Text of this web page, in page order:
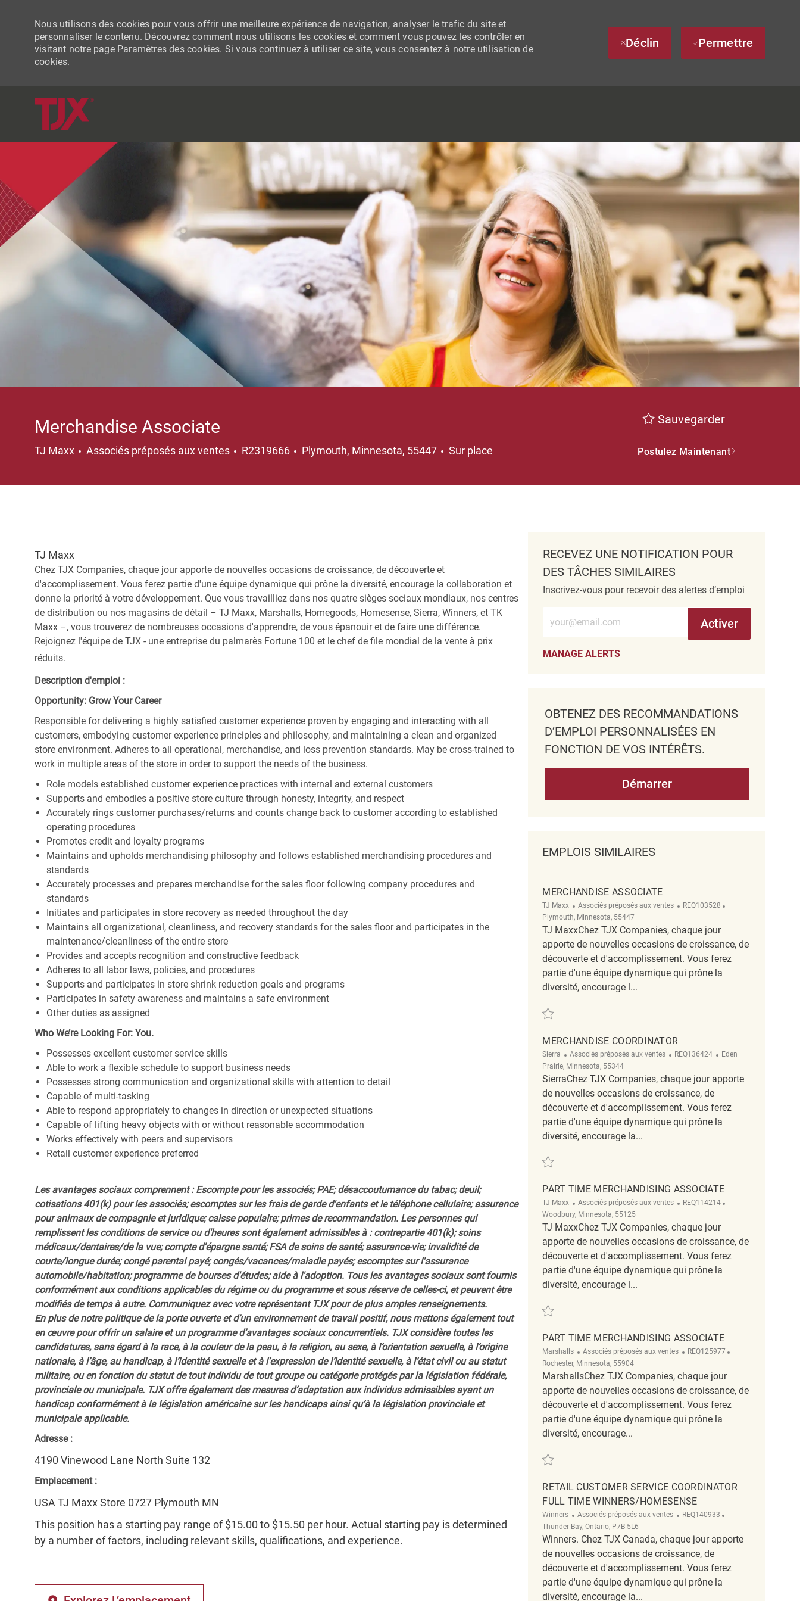
Nous utilisons des cookies pour vous offrir une meilleure expérience de navigation, analyser le trafic du site et
personnaliser le contenu. Découvrez comment nous utilisons les cookies et comment vous pouvez les contrôler en
visitant notre page Paramètres des cookies. Si vous continuez à utiliser ce site, vous consentez à notre utilisation de
cookies.
Déclin Permettre
Merchandise Associate
TJ Maxx Catégorie
Associés préposés aux ventes R2319666 Emplacement
Plymouth, Minnesota, 55447 Sur place
Sauvegarder
Postulez Maintenant
TJ Maxx
Chez TJX Companies, chaque jour apporte de nouvelles occasions de croissance, de découverte et
d'accomplissement. Vous ferez partie d'une équipe dynamique qui prône la diversité, encourage la collaboration et
donne la priorité à votre développement. Que vous travailliez dans nos quatre sièges sociaux mondiaux, nos centres
de distribution ou nos magasins de détail – TJ Maxx, Marshalls, Homegoods, Homesense, Sierra, Winners, et TK
Maxx –, vous trouverez de nombreuses occasions d'apprendre, de vous épanouir et de faire une différence.
Rejoignez l'équipe de TJX - une entreprise du palmarès Fortune 100 et le chef de file mondial de la vente à prix
réduits.
Description d'emploi :
Opportunity: Grow Your Career
Responsible for delivering a highly satisfied customer experience proven by engaging and interacting with all
customers, embodying customer experience principles and philosophy, and maintaining a clean and organized
store environment. Adheres to all operational, merchandise, and loss prevention standards. May be cross-trained to
work in multiple areas of the store in order to support the needs of the business.
Role models established customer experience practices with internal and external customers
Supports and embodies a positive store culture through honesty, integrity, and respect
Accurately rings customer purchases/returns and counts change back to customer according to established
operating procedures
Promotes credit and loyalty programs
Maintains and upholds merchandising philosophy and follows established merchandising procedures and
standards
Accurately processes and prepares merchandise for the sales floor following company procedures and
standards
Initiates and participates in store recovery as needed throughout the day
Maintains all organizational, cleanliness, and recovery standards for the sales floor and participates in the
maintenance/cleanliness of the entire store
Provides and accepts recognition and constructive feedback
Adheres to all labor laws, policies, and procedures
Supports and participates in store shrink reduction goals and programs
Participates in safety awareness and maintains a safe environment
Other duties as assigned
Who We’re Looking For: You.
Possesses excellent customer service skills
Able to work a flexible schedule to support business needs
Possesses strong communication and organizational skills with attention to detail
Capable of multi-tasking
Able to respond appropriately to changes in direction or unexpected situations
Capable of lifting heavy objects with or without reasonable accommodation
Works effectively with peers and supervisors
Retail customer experience preferred
Les avantages sociaux comprennent : Escompte pour les associés; PAE; désaccoutumance du tabac; deuil;
cotisations 401(k) pour les associés; escomptes sur les frais de garde d'enfants et le téléphone cellulaire; assurance
pour animaux de compagnie et juridique; caisse populaire; primes de recommandation. Les personnes qui
remplissent les conditions de service ou d'heures sont également admissibles à : contrepartie 401(k); soins
médicaux/dentaires/de la vue; compte d'épargne santé; FSA de soins de santé; assurance-vie; invalidité de
courte/longue durée; congé parental payé; congés/vacances/maladie payés; escomptes sur l'assurance
automobile/habitation; programme de bourses d'études; aide à l'adoption. Tous les avantages sociaux sont fournis
conformément aux conditions applicables du régime ou du programme et sous réserve de celles-ci, et peuvent être
modifiés de temps à autre. Communiquez avec votre représentant TJX pour de plus amples renseignements.
En plus de notre politique de la porte ouverte et d’un environnement de travail positif, nous mettons également tout
en œuvre pour offrir un salaire et un programme d’avantages sociaux concurrentiels. TJX considère toutes les
candidatures, sans égard à la race, à la couleur de la peau, à la religion, au sexe, à l’orientation sexuelle, à l’origine
nationale, à l’âge, au handicap, à l’identité sexuelle et à l’expression de l’identité sexuelle, à l’état civil ou au statut
militaire, ou en fonction du statut de tout individu de tout groupe ou catégorie protégés par la législation fédérale,
provinciale ou municipale. TJX offre également des mesures d’adaptation aux individus admissibles ayant un
handicap conformément à la législation américaine sur les handicaps ainsi qu’à la législation provinciale et
municipale applicable.
Adresse :
4190 Vinewood Lane North Suite 132
Emplacement :
USA TJ Maxx Store 0727 Plymouth MN
This position has a starting pay range of $15.00 to $15.50 per hour. Actual starting pay is determined
by a number of factors, including relevant skills, qualifications, and experience.
RECEVEZ UNE NOTIFICATION POUR
DES TÂCHES SIMILAIRES
Inscrivez-vous pour recevoir des alertes d’emploi
Entrez l’adresse e-mail (obligatoire)
Activer
MANAGE ALERTS
OBTENEZ DES RECOMMANDATIONS
D’EMPLOI PERSONNALISÉES EN
FONCTION DE VOS INTÉRÊTS.
Démarrer
EMPLOIS SIMILAIRES
MERCHANDISE ASSOCIATE
TJ Maxx Catégorie
Associés préposés aux ventes ReqId
REQ103528
Plymouth, Minnesota, 55447
TJ MaxxChez TJX Companies, chaque jour
apporte de nouvelles occasions de croissance, de
découverte et d'accomplissement. Vous ferez
partie d'une équipe dynamique qui prône la
diversité, encourage l...
MERCHANDISE COORDINATOR
Sierra Catégorie
Associés préposés aux ventes ReqId
REQ136424 Emplacement
Eden
Prairie, Minnesota, 55344
SierraChez TJX Companies, chaque jour apporte
de nouvelles occasions de croissance, de
découverte et d'accomplissement. Vous ferez
partie d'une équipe dynamique qui prône la
diversité, encourage la...
Sauvegarder Merchandise Coordinator REQ136424
PART TIME MERCHANDISING ASSOCIATE
TJ Maxx Catégorie
Associés préposés aux ventes ReqId
REQ114214
Woodbury, Minnesota, 55125
TJ MaxxChez TJX Companies, chaque jour
apporte de nouvelles occasions de croissance, de
découverte et d'accomplissement. Vous ferez
partie d'une équipe dynamique qui prône la
diversité, encourage l...
Sauvegarder Part Time Merchandising Associate REQ114214
PART TIME MERCHANDISING ASSOCIATE
Marshalls Catégorie
Associés préposés aux ventes ReqId
REQ125977
Rochester, Minnesota, 55904
MarshallsChez TJX Companies, chaque jour
apporte de nouvelles occasions de croissance, de
découverte et d'accomplissement. Vous ferez
partie d'une équipe dynamique qui prône la
diversité, encourage...
Sauvegarder Part Time Merchandising Associate REQ125977
RETAIL CUSTOMER SERVICE COORDINATOR
FULL TIME WINNERS/HOMESENSE
Winners Catégorie
Associés préposés aux ventes ReqId
REQ140933
Thunder Bay, Ontario, P7B 5L6
Winners. Chez TJX Canada, chaque jour apporte
de nouvelles occasions de croissance, de
découverte et d'accomplissement. Vous ferez
partie d'une équipe dynamique qui prône la
diversité, encourage la...